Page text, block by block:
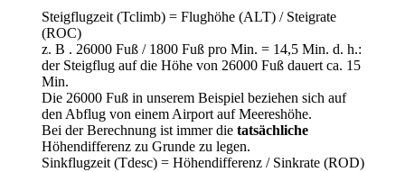
Steigflugzeit (Tclimb) = Flughöhe (ALT) / Steigrate
(ROC)
z. B . 26000 Fuß / 1800 Fuß pro Min. = 14,5 Min. d. h.:
der Steigflug auf die Höhe von 26000 Fuß dauert ca. 15
Min.
Die 26000 Fuß in unserem Beispiel beziehen sich auf
den Abflug von einem Airport auf Meereshöhe.
Bei der Berechnung ist immer die tatsächliche
Höhendifferenz zu Grunde zu legen.
Sinkflugzeit (Tdesc) = Höhendifferenz / Sinkrate (ROD)